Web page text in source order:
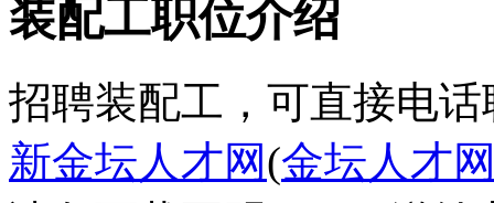
装配工职位介绍
招聘装配工，可直接电话
新金坛人才网(金坛人才